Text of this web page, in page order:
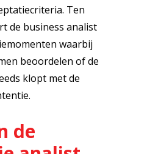
Ten
de business analist
waarbij
beoordelen of de
klopt met de
de